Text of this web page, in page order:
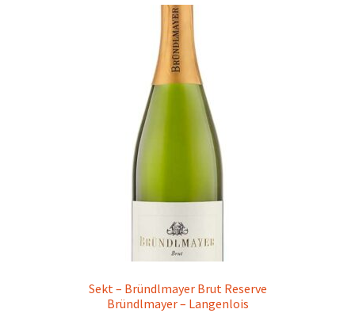
Sekt – Bründlmayer Brut Reserve
Bründlmayer – Langenlois